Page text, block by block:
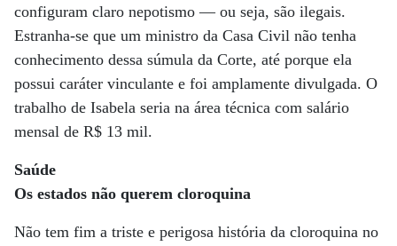
configuram claro nepotismo — ou seja, são ilegais.
Estranha-se que um ministro da Casa Civil não tenha
conhecimento dessa súmula da Corte, até porque ela
possui caráter vinculante e foi amplamente divulgada. O
trabalho de Isabela seria na área técnica com salário
mensal de R$ 13 mil.
Saúde
Os estados não querem cloroquina
Não tem fim a triste e perigosa história da cloroquina no